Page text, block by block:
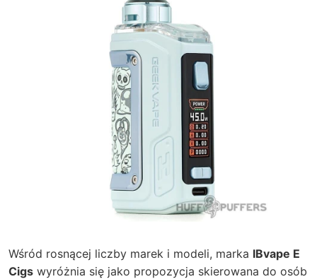
Wśród rosnącej liczby marek i modeli, marka IBvape E
Cigs wyróżnia się jako propozycja skierowana do osób